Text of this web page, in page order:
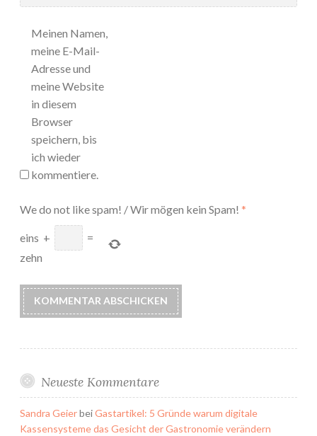
Meinen Namen,
meine E-Mail-
Adresse und
meine Website
in diesem
Browser
speichern, bis
ich wieder
kommentiere.
We do not like spam! / Wir mögen kein Spam! *
eins +
=
zehn
Neueste Kommentare
Sandra GeierbeiGastartikel: 5 Gründe warum digitale
Kassensysteme das Gesicht der Gastronomie verändern